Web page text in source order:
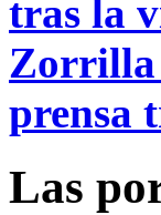
tras la
Zorrilla
prensa
Las